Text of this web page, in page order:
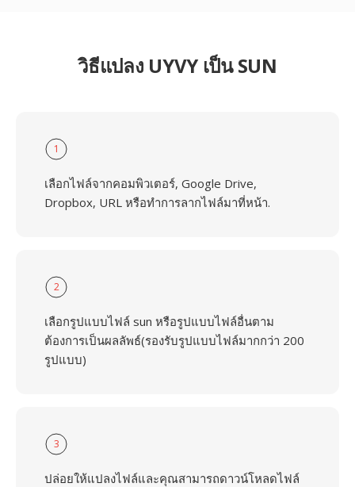
วิธีแปลง UYVY เป็น SUN
1
เลือกไฟล์จากคอมพิวเตอร์, Google Drive,
Dropbox, URL หรือทำการลากไฟล์มาที่หน้า.
2
เลือกรูปแบบไฟล์ sun หรือรูปแบบไฟล์อื่นตาม
ต้องการเป็นผลลัพธ์(รองรับรูปแบบไฟล์มากกว่า 200
รูปแบบ)
3
ปล่อยให้แปลงไฟล์และคุณสามารถดาวน์โหลดไฟล์